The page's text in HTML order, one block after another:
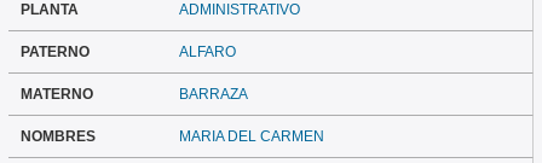
PLANTA ADMINISTRATIVO
PATERNO ALFARO
MATERNO BARRAZA
NOMBRES MARIA DEL CARMEN